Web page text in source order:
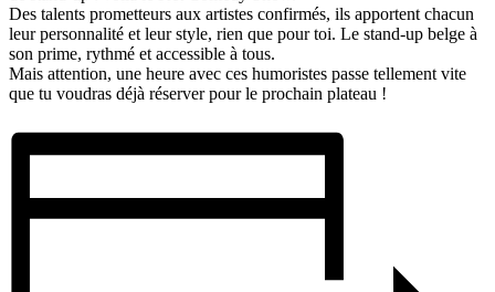
Des talents prometteurs aux artistes confirmés, ils apportent chacun
leur personnalité et leur style, rien que pour toi. Le stand-up belge à
son prime, rythmé et accessible à tous.
Mais attention, une heure avec ces humoristes passe tellement vite
que tu voudras déjà réserver pour le prochain plateau !